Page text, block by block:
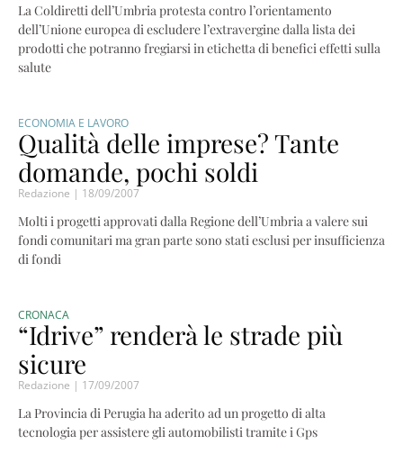
La Coldiretti dell’Umbria protesta contro l’orientamento
dell’Unione europea di escludere l’extravergine dalla lista dei
prodotti che potranno fregiarsi in etichetta di benefici effetti sulla
salute
ECONOMIA E LAVORO
Qualità delle imprese? Tante
domande, pochi soldi
Redazione 18/09/2007
Molti i progetti approvati dalla Regione dell’Umbria a valere sui
fondi comunitari ma gran parte sono stati esclusi per insufficienza
di fondi
CRONACA
“Idrive” renderà le strade più
sicure
Redazione 17/09/2007
La Provincia di Perugia ha aderito ad un progetto di alta
tecnologia per assistere gli automobilisti tramite i Gps